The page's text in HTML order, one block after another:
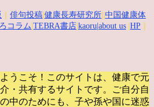
俳句投稿 健康長寿研究所 中国健康体
コラム TEBRA書店 kaoru |about us HP
うこそ！このサイトは、健康で元
・共有するサイトです。
ご自分自
中のためにも、子や孫や国に迷惑